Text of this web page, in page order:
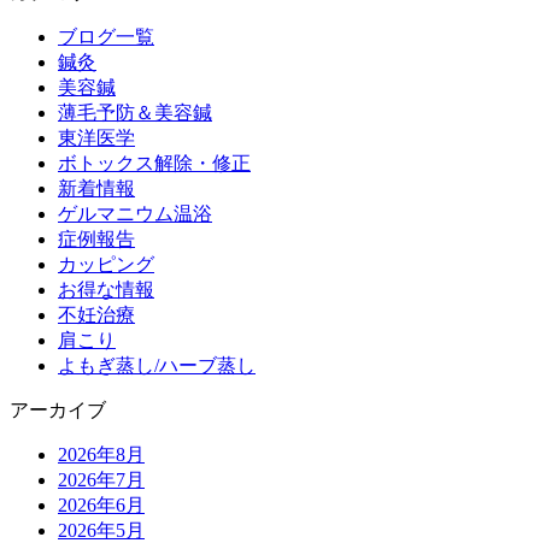
ブログ一覧
鍼灸
美容鍼
薄毛予防＆美容鍼
東洋医学
ボトックス解除・修正
新着情報
ゲルマニウム温浴
症例報告
カッピング
お得な情報
不妊治療
肩こり
よもぎ蒸し/ハーブ蒸し
アーカイブ
2026年8月
2026年7月
2026年6月
2026年5月